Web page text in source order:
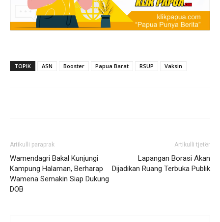
TOPIK ASN Booster Papua Barat RSUP Vaksin
Artikulli paraprak
Wamendagri Bakal Kunjungi
Kampung Halaman, Berharap
Wamena Semakin Siap Dukung
DOB
Artikulli tjetër
Lapangan Borasi Akan
Dijadikan Ruang Terbuka Publik